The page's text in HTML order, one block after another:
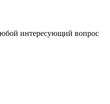
интересующий вопрос